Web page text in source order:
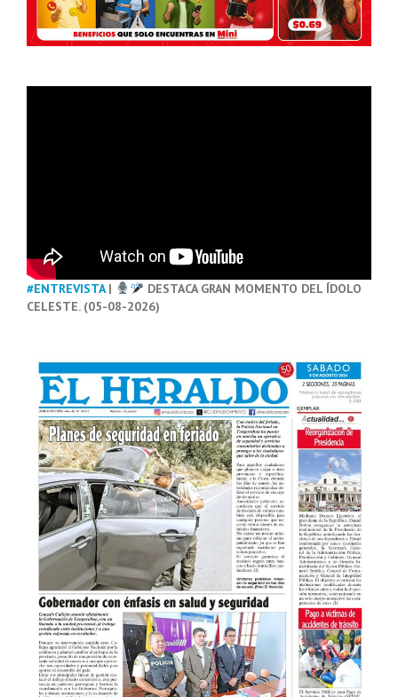
#ENTREVISTA|
DESTACA GRAN MOMENTO DEL ÍDOLO
CELESTE. (05-08-2026)